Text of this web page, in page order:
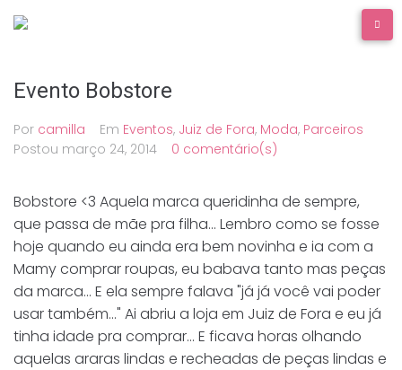
para
conteúdo
Evento Bobstore
Por camilla Em Eventos, Juiz de Fora, Moda, Parceiros
Postou março 24, 2014 0 comentário(s)
Bobstore <3 Aquela marca queridinha de sempre,
que passa de mãe pra filha... Lembro como se fosse
hoje quando eu ainda era bem novinha e ia com a
Mamy comprar roupas, eu babava tanto mas peças
da marca... E ela sempre falava "já já você vai poder
usar também..." Ai abriu a loja em Juiz de Fora e eu já
tinha idade pra comprar... E ficava horas olhando
aquelas araras lindas e recheadas de peças lindas e